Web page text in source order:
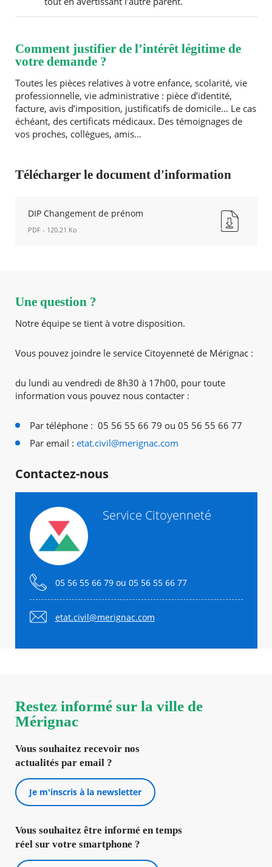
Comment justifier de l’intérêt légitime de
votre demande ?
Toutes les pièces relatives à votre enfance, scolarité, vie
professionnelle, vie administrative : pièce d’identité,
facture, avis d’imposition, justificatifs de domicile… Le cas
échéant, des certificats médicaux. Des témoignages de
vos proches, collègues, amis…
Télécharger le document d'information
Nouvelle
fenêtre
DIP Changement de prénom
PDF - 120.21 Ko
Une question ?
Notre équipe se tient à votre disposition.
Vous pouvez joindre le service Citoyenneté de Mérignac :
du lundi au vendredi de 8h30 à 17h00, pour toute
information vous pouvez nous contacter :
Par téléphone : 05 56 55 66 79 ou 05 56 55 66 77
Par email : etat.civil@merignac.com
Contactez-nous
Service Citoyenneté
05 56 55 66 79 ou 05 56 55 66 77
etat.civil@merignac.com
Restez informé sur la ville de
Mérignac
Vous souhaitez recevoir nos
actualités par email ?
Je m'inscris à la newsletter
Vous souhaitez être informé en temps
réel sur votre smartphone ?